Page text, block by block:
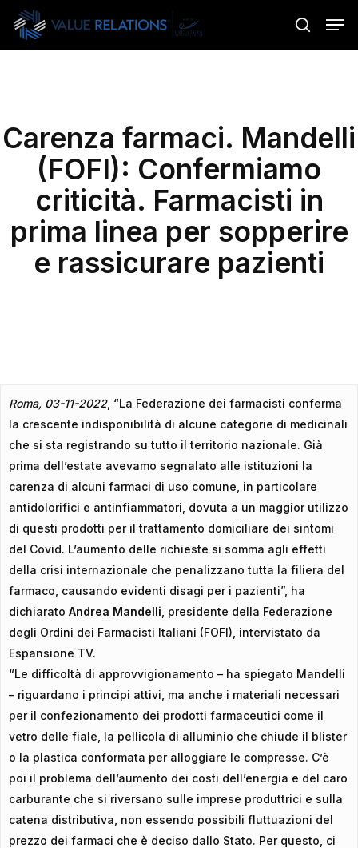
Skip
main
search
Carenza farmaci. Mandelli
(FOFI): Confermiamo
criticità. Farmacisti in
prima linea per sopperire
e rassicurare pazienti
Roma, 03-11-2022, “La Federazione dei farmacisti conferma
la crescente indisponibilità di alcune categorie di medicinali
che si sta registrando su tutto il territorio nazionale. Già
prima dell’estate avevamo segnalato alle istituzioni la
carenza di alcuni farmaci di uso comune, in particolare
antidolorifici e antinfiammatori, dovuta a un maggior utilizzo
di questi prodotti per il trattamento domiciliare dei sintomi
del Covid. L’aumento delle richieste si somma agli effetti
della crisi internazionale che penalizzano tutta la filiera del
farmaco, causando evidenti disagi per i pazienti”, ha
dichiarato Andrea Mandelli , presidente della Federazione
degli Ordini dei Farmacisti Italiani (FOFI), intervistato da
Espansione TV.
“Le difficoltà di approvvigionamento – ha spiegato Mandelli
– riguardano i principi attivi, ma anche i materiali necessari
per il confezionamento dei prodotti farmaceutici come il
vetro delle fiale, la pellicola di alluminio che chiude il blister
o la plastica conformata per alloggiare le compresse. C’è
poi il problema dell’aumento dei costi dell’energia e del caro
carburante che si riversano sulle imprese produttrici e sulla
catena distributiva, non essendo possibili fluttuazioni del
prezzo dei farmaci che è deciso dallo Stato. Per questo, ci